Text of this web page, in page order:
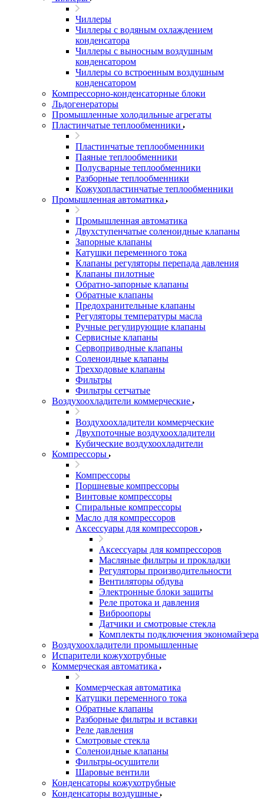
Чиллеры
Чиллеры с водяным охлаждением
конденсатора
Чиллеры с выносным воздушным
конденсатором
Чиллеры со встроенным воздушным
конденсатором
Компрессорно-конденсаторные блоки
Льдогенераторы
Промышленные холодильные агрегаты
Пластинчатые теплообменники
Пластинчатые теплообменники
Паяные теплообменники
Полусварные теплообменники
Разборные теплообменники
Кожухопластинчатые теплообменники
Промышленная автоматика
Промышленная автоматика
Двухступенчатые соленоидные клапаны
Запорные клапаны
Катушки переменного тока
Клапаны регуляторы перепада давления
Клапаны пилотные
Обратно-запорные клапаны
Обратные клапаны
Предохранительные клапаны
Регуляторы температуры масла
Ручные регулирующие клапаны
Сервисные клапаны
Сервоприводные клапаны
Соленоидные клапаны
Трехходовые клапаны
Фильтры
Фильтры сетчатые
Воздухоохладители коммерческие
Воздухоохладители коммерческие
Двухпоточные воздухоохладители
Кубические воздухоохладители
Компрессоры
Компрессоры
Поршневые компрессоры
Винтовые компрессоры
Спиральные компрессоры
Масло для компрессоров
Аксессуары для компрессоров
Аксессуары для компрессоров
Масляные фильтры и прокладки
Регуляторы производительности
Вентиляторы обдува
Электронные блоки защиты
Реле протока и давления
Виброопоры
Датчики и смотровые стекла
Комплекты подключения экономайзера
Воздухоохладители промышленные
Испарители кожухотрубные
Коммерческая автоматика
Коммерческая автоматика
Катушки переменного тока
Обратные клапаны
Разборные фильтры и вставки
Реле давления
Смотровые стекла
Соленоидные клапаны
Фильтры-осушители
Шаровые вентили
Конденсаторы кожухотрубные
Конденсаторы воздушные